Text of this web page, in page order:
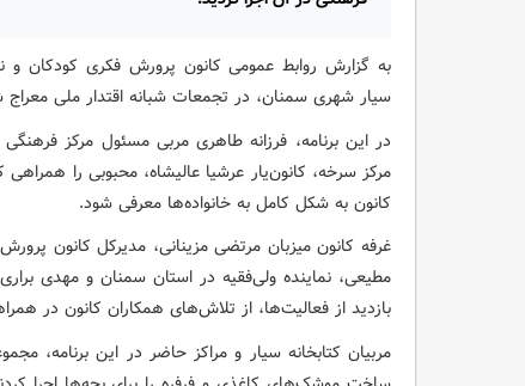
به گزارش روابط عمومی کانون پرورش فکری کودکان و
سیار شهری سمنان، در تجمعات شبانه اقتدار ملی
مرکز سرخه، کانون‌یار عرشیا عالیشاه، محبوبی را
کانون به شکل کامل به خانواده‌ها معرفی شود.
غرفه کانون میزبان مرتضی مزینانی، مدیرکل کانون
مطیعی، نماینده ولی‌فقیه در استان سمنان و مهدی
بازدید از فعالیت‌ها، از تلاش‌های همکاران کانون در
مربیان کتابخانه سیار و مراکز حاضر در این برنامه،